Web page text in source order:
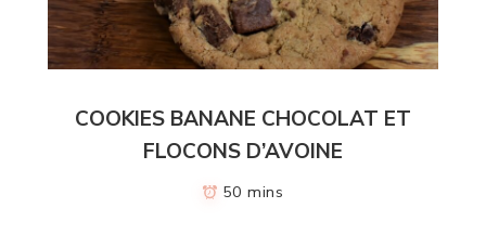
COOKIES BANANE CHOCOLAT ET
FLOCONS D’AVOINE
50 mins